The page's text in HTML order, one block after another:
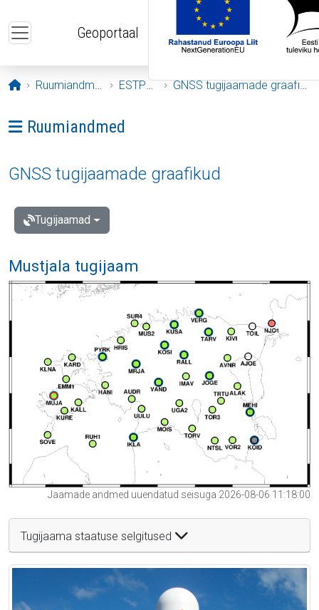
Geoportaal
Avaleht
Ruumiandmed ESTPOS GNSS tugijaamade graafikud
Ava menüü: Ruumiandmed
Ruumiandmed
GNSS tugijaamade graafikud
Tugijaamad
Mustjala tugijaam
Jaamade andmed uuendatud seisuga 2026-08-06 11:18:00
Tugijaama staatuse selgitused